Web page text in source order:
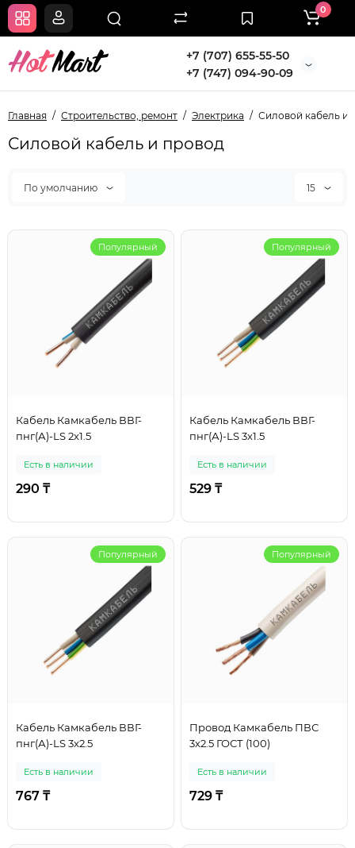
+7 (707) 655-55-50
+7 (747) 094-90-09
0
Главная Строительство, ремонт Электрика Силовой кабель и
Силовой кабель и провод
По умолчанию 15
Популярный
Кабель Камкабель ВВГ-
пнг(А)-LS 2х1.5
Есть в наличии
290 ₸
Популярный
Кабель Камкабель ВВГ-
пнг(А)-LS 3х1.5
Есть в наличии
529 ₸
Популярный
Кабель Камкабель ВВГ-
пнг(А)-LS 3х2.5
Есть в наличии
767 ₸
Популярный
Провод Камкабель ПВС
3х2.5 ГОСТ (100)
Есть в наличии
729 ₸